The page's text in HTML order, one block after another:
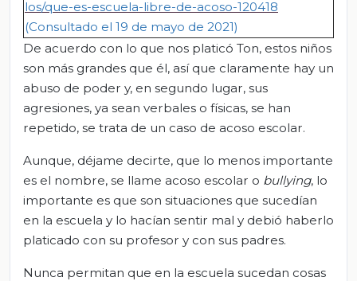
los/que-es-escuela-libre-de-acoso-120418
(Consultado el 19 de mayo de 2021)
De acuerdo con lo que nos platicó Ton, estos niños
son más grandes que él, así que claramente hay un
abuso de poder y, en segundo lugar, sus
agresiones, ya sean verbales o físicas, se han
repetido, se trata de un caso de acoso escolar.
Aunque, déjame decirte, que lo menos importante
es el nombre, se llame acoso escolar o bullying, lo
importante es que son situaciones que sucedían
en la escuela y lo hacían sentir mal y debió haberlo
platicado con su profesor y con sus padres.
Nunca permitan que en la escuela sucedan cosas